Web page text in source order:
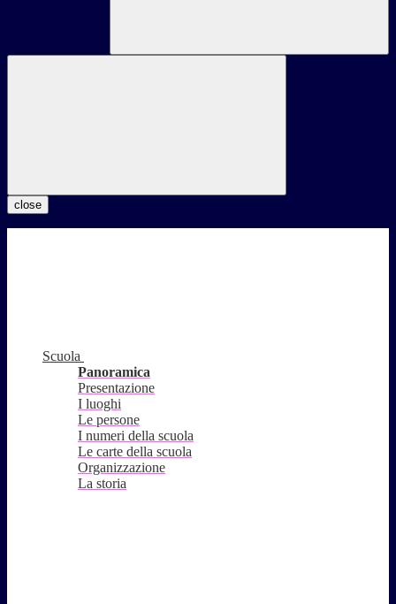
close
Scuola
Panoramica
Presentazione
I luoghi
Le persone
I numeri della scuola
Le carte della scuola
Organizzazione
La storia